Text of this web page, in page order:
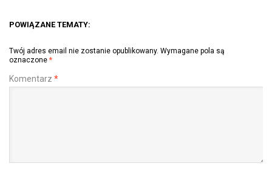
POWIĄZANE TEMATY:
Twój adres email nie zostanie opublikowany. Wymagane pola są
oznaczone *
Komentarz *